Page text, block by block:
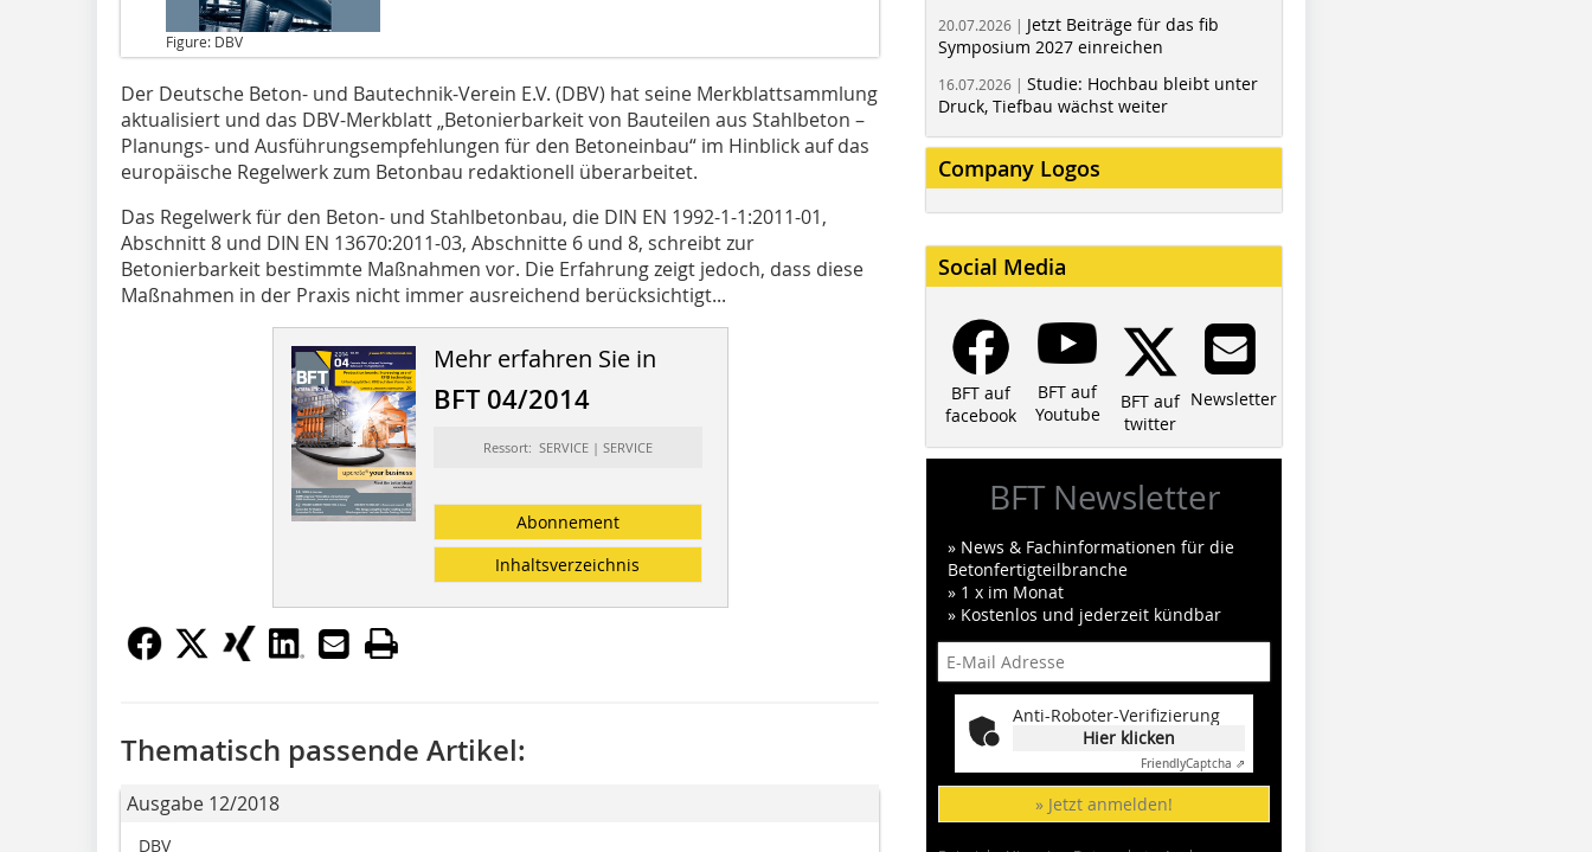
Figure: DBV
Der Deutsche Beton- und Bautechnik-Verein E.V. (DBV) hat seine Merkblattsammlung
aktualisiert und das DBV-Merkblatt „Betonierbarkeit von Bauteilen aus Stahlbeton –
Planungs- und Ausführungsempfehlungen für den Betoneinbau“ im Hinblick auf das
europäische Regelwerk zum Betonbau redaktionell überarbeitet.
Das Regelwerk für den Beton- und Stahlbetonbau, die DIN EN 1992-1-1:2011-01,
Abschnitt 8 und DIN EN 13670:2011-03, Abschnitte 6 und 8, schreibt zur
Betonierbarkeit bestimmte Maßnahmen vor. Die Erfahrung zeigt jedoch, dass diese
Maßnahmen in der Praxis nicht immer ausreichend berücksichtigt...
Mehr erfahren Sie in
BFT 04/2014
Ressort: SERVICE | SERVICE
Abonnement
Inhaltsverzeichnis
Thematisch passende Artikel:
Ausgabe 12/2018
DBV
20.07.2026 | Jetzt Beiträge für das fib
Symposium 2027 einreichen
16.07.2026 | Studie: Hochbau bleibt unter
Druck, Tiefbau wächst weiter
Company Logos
Social Media
BFT auf
facebook
BFT auf
Youtube
BFT auf
twitter
Newsletter
BFT Newsletter
» News & Fachinformationen für die
Betonfertigteilbranche
» 1 x im Monat
» Kostenlos und jederzeit kündbar
Anti-Roboter-Verifizierung
Hier klicken
FriendlyCaptcha ⇗
» Jetzt anmelden!